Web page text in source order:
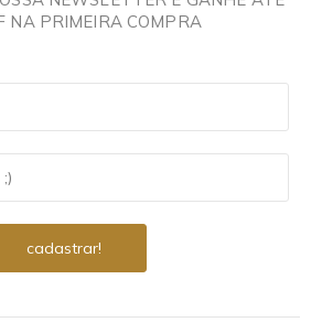
NA PRIMEIRA COMPRA